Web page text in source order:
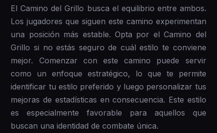
El Camino del Grillo busca el equilibrio entre ambos.
Los jugadores que siguen este camino experimentan
una posición más estable. Opta por el Camino del
Grillo si no estás seguro de cuál estilo te conviene
mejor. Comenzar con este camino puede servir
como un enfoque estratégico, lo que te permite
identificar tu estilo preferido y luego personalizar tus
mejoras de estadísticas en consecuencia. Este estilo
es especialmente favorable para aquellos que
buscan una identidad de combate única.